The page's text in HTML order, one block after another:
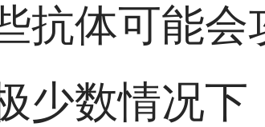
抗体可能会
少数情况下